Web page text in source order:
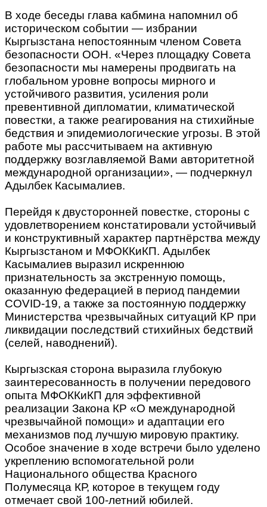
В ходе беседы глава кабмина напомнил об
историческом событии — избрании
Кыргызстана непостоянным членом Совета
безопасности ООН. «Через площадку Совета
безопасности мы намерены продвигать на
глобальном уровне вопросы мирного и
устойчивого развития, усиления роли
превентивной дипломатии, климатической
повестки, а также реагирования на стихийные
бедствия и эпидемиологические угрозы. В этой
работе мы рассчитываем на активную
поддержку возглавляемой Вами авторитетной
международной организации», — подчеркнул
Адылбек Касымалиев.
Перейдя к двусторонней повестке, стороны с
удовлетворением констатировали устойчивый
и конструктивный характер партнёрства между
Кыргызстаном и МФОККиКП. Адылбек
Касымалиев выразил искреннюю
признательность за экстренную помощь,
оказанную федерацией в период пандемии
COVID-19, а также за постоянную поддержку
Министерства чрезвычайных ситуаций КР при
ликвидации последствий стихийных бедствий
(селей, наводнений).
Кыргызская сторона выразила глубокую
заинтересованность в получении передового
опыта МФОККиКП для эффективной
реализации Закона КР «О международной
чрезвычайной помощи» и адаптации его
механизмов под лучшую мировую практику.
Особое значение в ходе встречи было уделено
укреплению вспомогательной роли
Национального общества Красного
Полумесяца КР, которое в текущем году
отмечает свой 100-летний юбилей.